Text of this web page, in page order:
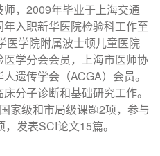
，2009年毕业于上海交通
入职新华医院检验科工作至
医学院附属波士顿儿童医院
学分会会员，上海市医师协
遗传学会（ACGA）会员。
分子诊断和基础研究工作。
家级和市局级课题2项，参与
发表SCI论文15篇。